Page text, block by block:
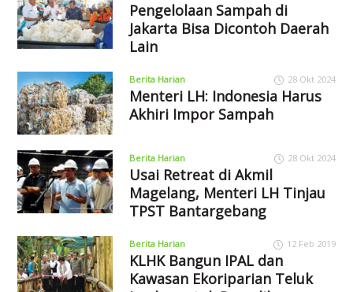
Pengelolaan Sampah di
Jakarta Bisa Dicontoh Daerah
Lain
Berita Harian 28 Okt 2024
Menteri LH: Indonesia Harus
Akhiri Impor Sampah
Berita Harian 28 Okt 2024
Usai Retreat di Akmil
Magelang, Menteri LH Tinjau
TPST Bantargebang
Berita Harian 12 Feb 2019
KLHK Bangun IPAL dan
Kawasan Ekoriparian Teluk